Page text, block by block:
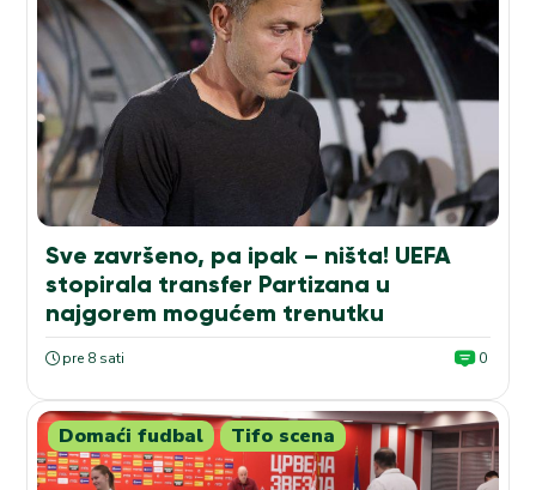
Sve završeno, pa ipak – ništa! UEFA
stopirala transfer Partizana u
najgorem mogućem trenutku
pre 8 sati 0
Domaći fudbal Tifo scena